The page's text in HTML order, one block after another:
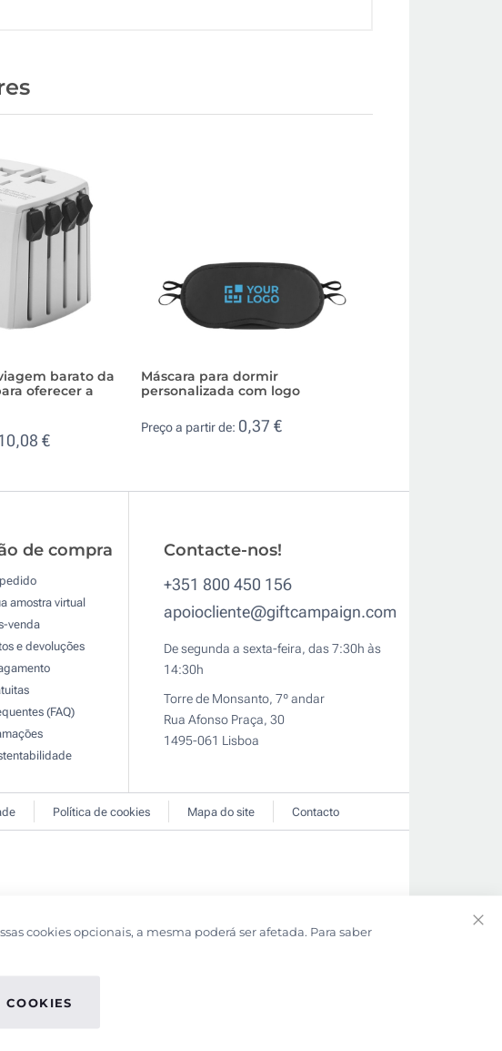
barato da
oferecer a
€
Máscara para dormir
personalizada com logo
Preço a partir de: 0,37 €
de compra
amostra virtual
venda
e devoluções
(FAQ)
Contacte-nos!
+351 800 450 156
apoiocliente@giftcampaign.com
De segunda a sexta-feira, das 7:30h às
14:30h
Torre de Monsanto, 7º andar
Rua Afonso Praça, 30
1495-061 Lisboa
Política de cookies Mapa do site Contacto
cookies opcionais, a mesma poderá ser afetada. Para saber
COOKIES